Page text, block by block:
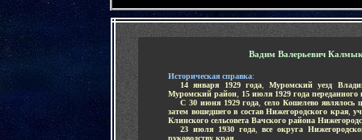
Вадим Валерьевич
Историческая справка:
14 января 1929 года,Муромский уезд
Муромский район
15 июля 1929 года
С 30 июня 1929 года ,село Кошелево являлось
затем вошедшего в состав Нижегородского края,
Клинского сельсовета Вачского района
23 июля 1930 года,все округа
руководству края